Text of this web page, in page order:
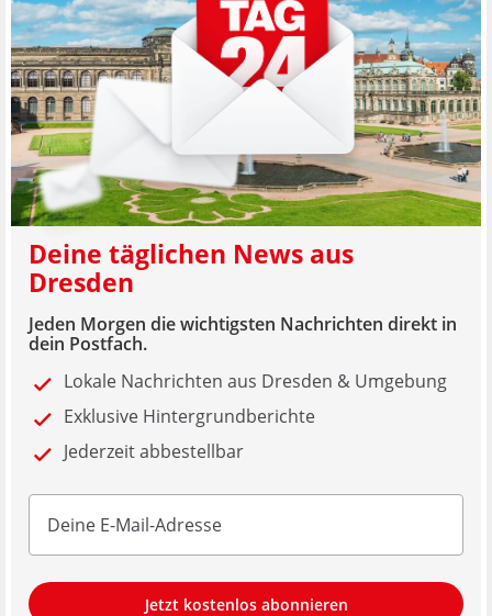
Deine täglichen News aus
Dresden
Jeden Morgen die wichtigsten Nachrichten direkt in
dein Postfach.
Lokale Nachrichten aus Dresden & Umgebung
Exklusive Hintergrundberichte
Jederzeit abbestellbar
Jetzt kostenlos abonnieren